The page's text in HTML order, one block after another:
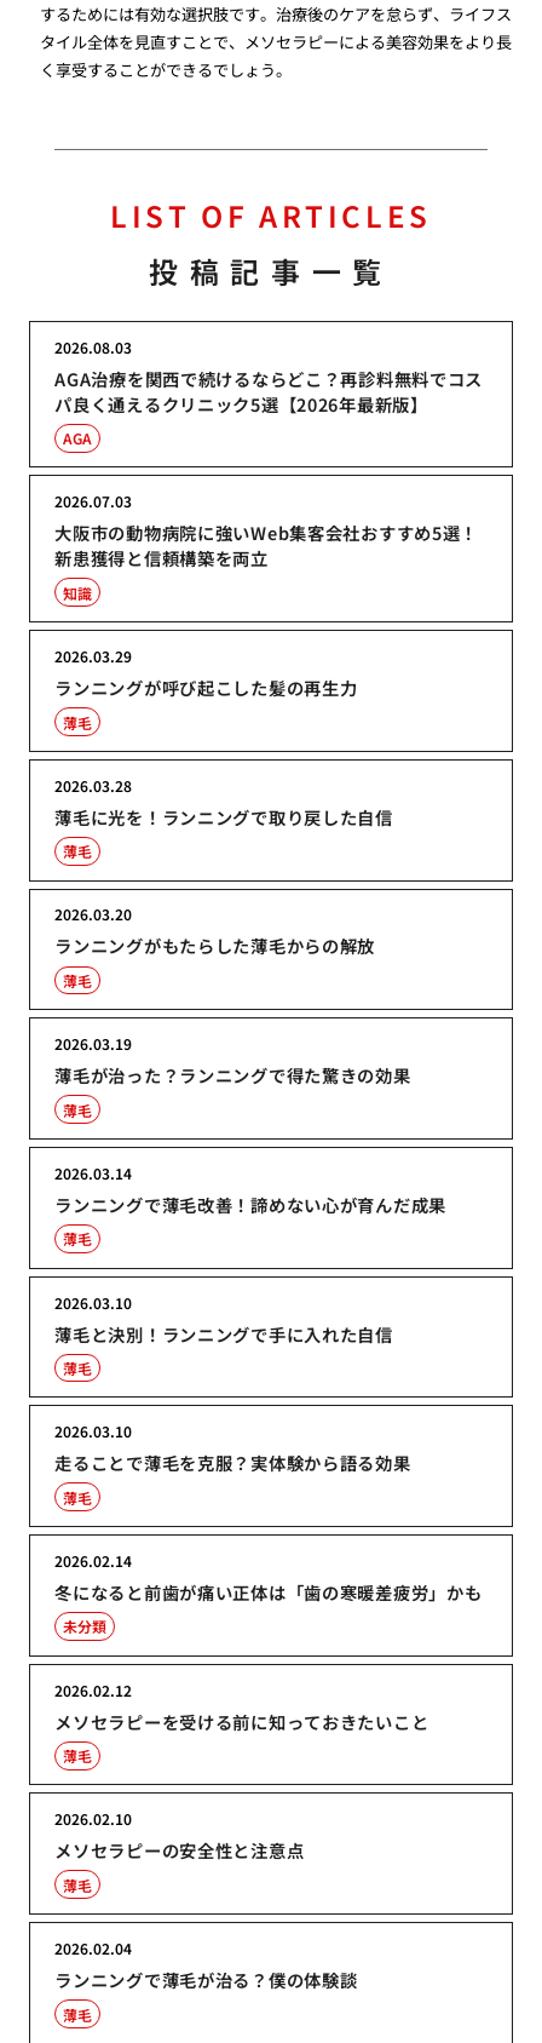
するためには有効な選択肢です。治療後のケアを怠らず、ライフス
タイル全体を見直すことで、メソセラピーによる美容効果をより長
く享受することができるでしょう。
LIST OF ARTICLES
投稿記事一覧
AGA治療を関西で続けるならどこ？再診料無料でコス
パ良く通えるクリニック5選【2026年最新版】
2026.08.03
AGA
大阪市の動物病院に強いWeb集客会社おすすめ5選！
新患獲得と信頼構築を両立
2026.07.03
知識
ランニングが呼び起こした髪の再生力
2026.03.29
薄毛
薄毛に光を！ランニングで取り戻した自信
2026.03.28
薄毛
ランニングがもたらした薄毛からの解放
2026.03.20
薄毛
薄毛が治った？ランニングで得た驚きの効果
2026.03.19
薄毛
ランニングで薄毛改善！諦めない心が育んだ成果
2026.03.14
薄毛
薄毛と決別！ランニングで手に入れた自信
2026.03.10
薄毛
走ることで薄毛を克服？実体験から語る効果
2026.03.10
薄毛
冬になると前歯が痛い正体は「歯の寒暖差疲労」かも
2026.02.14
未分類
メソセラピーを受ける前に知っておきたいこと
2026.02.12
薄毛
メソセラピーの安全性と注意点
2026.02.10
薄毛
ランニングで薄毛が治る？僕の体験談
2026.02.04
薄毛